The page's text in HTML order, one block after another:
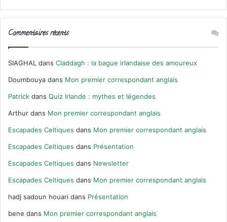
Commentaires récents
SIAGHAL dans Claddagh : la bague irlandaise des amoureux
Doumbouya dans Mon premier correspondant anglais
Patrick dans Quiz Irlande : mythes et légendes
Arthur dans Mon premier correspondant anglais
Escapades Celtiques dans Mon premier correspondant anglais
Escapades Celtiques dans Présentation
Escapades Celtiques dans Newsletter
Escapades Celtiques dans Mon premier correspondant anglais
hadj sadoun houari dans Présentation
bene dans Mon premier correspondant anglais